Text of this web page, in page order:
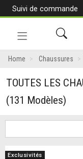
Suivi de commande
en
Home Chaussures
TOUTES LES
(131 Modèles)
Exclusivités